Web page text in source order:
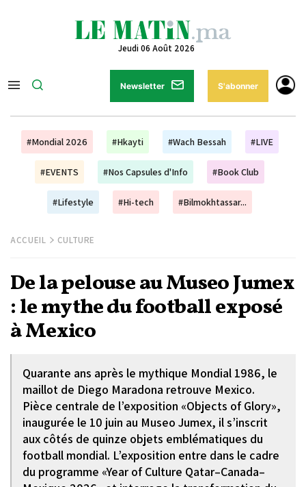
Jeudi 06 Août 2026
Newsletter S'abonner
#Mondial 2026 #Hkayti #Wach Bessah #LIVE
#EVENTS #Nos Capsules d'Info #Book Club
#Lifestyle #Hi-tech #Bilmokhtassar...
ACCUEIL CULTURE
De la pelouse au Museo Jumex
: le mythe du football exposé
à Mexico
Quarante ans après le mythique Mondial 1986, le
maillot de Diego Maradona retrouve Mexico.
Pièce centrale de l’exposition «Objects of Glory»,
inaugurée le 10 juin au Museo Jumex, il s’inscrit
aux côtés de quinze objets emblématiques du
football mondial. L’exposition entre dans le cadre
du programme «Year of Culture Qatar–Canada–